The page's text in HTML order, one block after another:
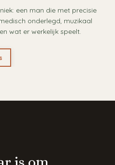
een man die met precisie
onderlegd, muzikaal
wat er werkelijk speelt.